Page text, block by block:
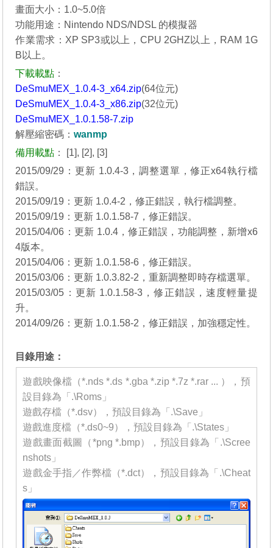
畫面大小：1.0~5.0倍
功能用途：Nintendo NDS/NDSL 的模擬器
作業需求：XP SP3或以上，CPU 2GHZ以上，RAM 1G
B以上。
下載載點 ：
DeSmuMEX_1.0.4-3_x64.zip(64位元)
DeSmuMEX_1.0.4-3_x86.zip(32位元)
DeSmuMEX_1.0.1.58-7.zip
解壓縮密碼：wanmp
備用載點 ： [1], [2], [3]
2015/09/29：更新 1.0.4-3，調整選單，修正x64執行檔
錯誤。
2015/09/19：更新 1.0.4-2，修正錯誤，執行檔調整。
2015/09/19：更新 1.0.1.58-7，修正錯誤。
2015/04/06：更新 1.0.4，修正錯誤，功能調整，新增x6
4版本。
2015/04/06：更新 1.0.1.58-6，修正錯誤。
2015/03/06：更新 1.0.3.82-2，重新調整即時存檔選單。
2015/03/05：更新 1.0.1.58-3，修正錯誤，速度輕量提
升。
2014/09/26：更新 1.0.1.58-2，修正錯誤，加強穩定性。
目錄用途：
遊戲映像檔（*.nds *.ds *.gba *.zip *.7z *.rar ... ），預
設目錄為「.\Roms」
遊戲存檔（*.dsv），預設目錄為「.\Save」
遊戲進度檔（*.ds0~9），預設目錄為「.\States」
遊戲畫面截圖（*png *.bmp），預設目錄為「.\Scree
nshots」
遊戲金手指／作弊檔（*.dct），預設目錄為「.\Cheat
s」